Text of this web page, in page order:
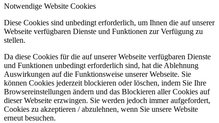
Notwendige Website Cookies
Diese Cookies sind unbedingt erforderlich, um Ihnen die auf unserer
Webseite verfügbaren Dienste und Funktionen zur Verfügung zu
stellen.
Da diese Cookies für die auf unserer Webseite verfügbaren Dienste
und Funktionen unbedingt erforderlich sind, hat die Ablehnung
Auswirkungen auf die Funktionsweise unserer Webseite. Sie
können Cookies jederzeit blockieren oder löschen, indem Sie Ihre
Browsereinstellungen ändern und das Blockieren aller Cookies auf
dieser Webseite erzwingen. Sie werden jedoch immer aufgefordert,
Cookies zu akzeptieren / abzulehnen, wenn Sie unsere Website
erneut besuchen.